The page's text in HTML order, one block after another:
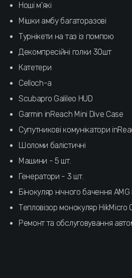
Ноші м'які
Мішки амбу багаторазові
Турнікети на таз із помпою
Декомпресійні голки 30шт
Катетери
Сelloch-a
Scubapro Galileo HUD
Garmin inReach Mini Dive Case
Супутникові комунікатори
Шоломи балістичні
Машини - 5 шт.
Генератори - 3 шт.
Бінокуляр нічного бачення
Тепловізор монокуляр HikMicro
Ремонт та обслуговування